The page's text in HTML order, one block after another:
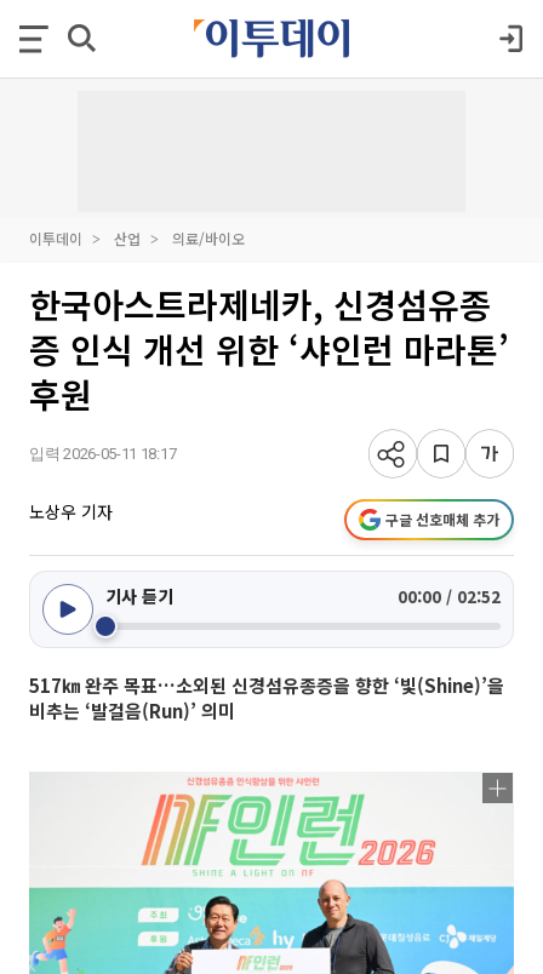
이투데이 산업 의료/바이오
한국아스트라제네카, 신경섬유종
증 인식 개선 위한 ‘샤인런 마라톤’
후원
입력 2026-05-11 18:17
노상우 기자 구글 선호매체 추가
기사 듣기 00:00 / 02:52
517㎞ 완주 목표…소외된 신경섬유종증을 향한 ‘빛(Shine)’을
비추는 ‘발걸음(Run)’ 의미